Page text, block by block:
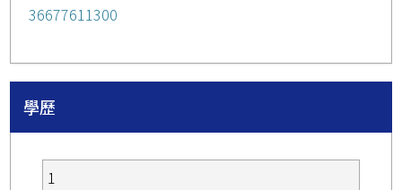
36677611300
學歷
1